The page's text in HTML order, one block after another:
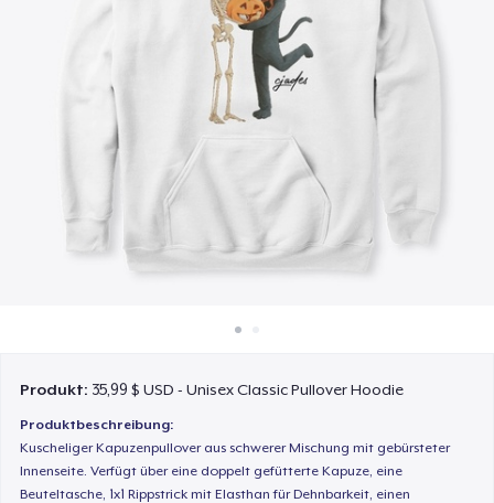
Überall verkaufen
Etwas verkaufen
Produkt: 35,99 $ USD - Unisex Classic Pullover Hoodie
Produktbeschreibung:
Kuscheliger Kapuzenpullover aus schwerer Mischung mit gebürsteter
Innenseite. Verfügt über eine doppelt gefütterte Kapuze, eine
Beuteltasche, 1x1 Rippstrick mit Elasthan für Dehnbarkeit, einen